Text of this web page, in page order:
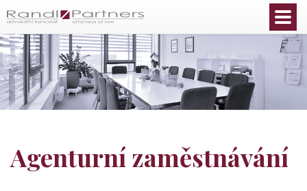
Agenturní zaměstnávání
Čeština